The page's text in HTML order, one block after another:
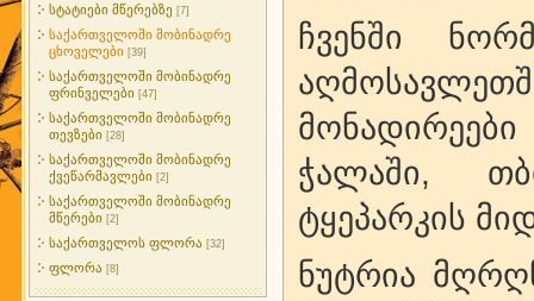
სტატიები მწერებზე [7]
საქართველოში მობინადრე
ცხოველები [39]
საქართველოში მობინადრე
ფრინველები [47]
საქართველოში მობინადრე
თევზები [28]
საქართველოში მობინადრე
ქვეწარმავლები [2]
საქართველოში მობინადრე
მწერები [2]
საქართველოს ფლორა [32]
ფლორა [8]
ჩვენში
ჭალაში,
ტყეპარკის
ნუტრია